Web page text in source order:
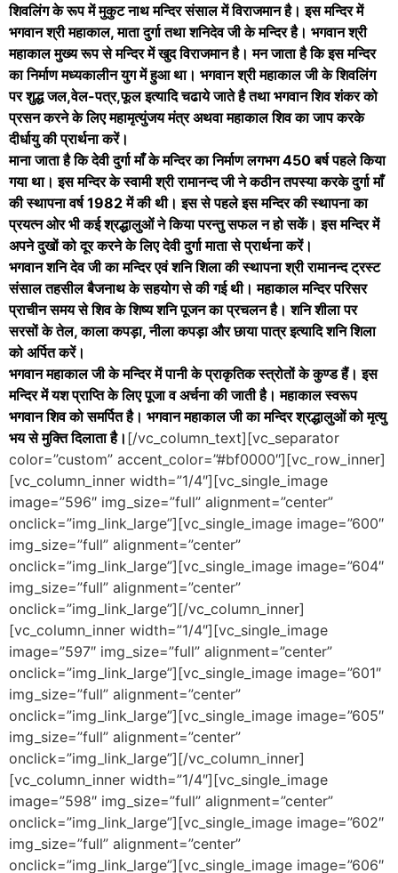
शिवलिंग के रूप में मुकुट नाथ मन्दिर संसाल में विराजमान है। इस मन्दिर में
भगवान श्री महाकाल, माता दुर्गा तथा शनिदेव जी के मन्दिर है। भगवान श्री
महाकाल मुख्य रूप से मन्दिर में खुद विराजमान है। मन जाता है कि इस मन्दिर
का निर्माण मध्यकालीन युग में हुआ था। भगवान श्री महाकाल जी के शिवलिंग
पर शुद्ध जल,वेल-पत्र,फूल इत्यादि चढाये जाते है तथा भगवान शिव शंकर को
प्रसन करने के लिए महामृत्युंजय मंत्र अथवा महाकाल शिव का जाप करके
दीर्धायु की प्रार्थना करें।
माना जाता है कि देवी दुर्गा माँ के मन्दिर का निर्माण लगभग 450 बर्ष पहले किया
गया था। इस मन्दिर के स्वामी श्री रामानन्द जी ने कठीन तपस्या करके दुर्गा माँ
की स्थापना वर्ष 1982 में की थी। इस से पहले इस मन्दिर की स्थापना का
प्रयत्न ओर भी कई श्रद्धालुओं ने किया परन्तु सफल न हो सकें। इस मन्दिर में
अपने दुखों को दूर करने के लिए देवी दुर्गा माता से प्रार्थना करें।
भगवान शनि देव जी का मन्दिर एवं शनि शिला की स्थापना श्री रामानन्द ट्रस्ट
संसाल तहसील बैजनाथ के सहयोग से की गई थी। महाकाल मन्दिर परिसर
प्राचीन समय से शिव के शिष्य शनि पूजन का प्रचलन है। शनि शीला पर
सरसों के तेल, काला कपड़ा, नीला कपड़ा और छाया पात्र इत्यादि शनि शिला
को अर्पित करें।
भगवान महाकाल जी के मन्दिर में पानी के प्राकृतिक स्त्रोतों के कुण्ड हैं। इस
मन्दिर में यश प्राप्ति के लिए पूजा व अर्चना की जाती है। महाकाल स्वरूप
भगवान शिव को समर्पित है। भगवान महाकाल जी का मन्दिर श्रद्धालुओं को मृत्यु
भय से मुक्ति दिलाता है। [/vc_column_text][vc_separator
color=”custom” accent_color=”#bf0000″][vc_row_inner]
[vc_column_inner width=”1/4″][vc_single_image
image=”596″ img_size=”full” alignment=”center”
onclick=”img_link_large”][vc_single_image image=”600″
img_size=”full” alignment=”center”
onclick=”img_link_large”][vc_single_image image=”604″
img_size=”full” alignment=”center”
onclick=”img_link_large”][/vc_column_inner]
[vc_column_inner width=”1/4″][vc_single_image
image=”597″ img_size=”full” alignment=”center”
onclick=”img_link_large”][vc_single_image image=”601″
img_size=”full” alignment=”center”
onclick=”img_link_large”][vc_single_image image=”605″
img_size=”full” alignment=”center”
onclick=”img_link_large”][/vc_column_inner]
[vc_column_inner width=”1/4″][vc_single_image
image=”598″ img_size=”full” alignment=”center”
onclick=”img_link_large”][vc_single_image image=”602″
img_size=”full” alignment=”center”
onclick=”img_link_large”][vc_single_image image=”606″